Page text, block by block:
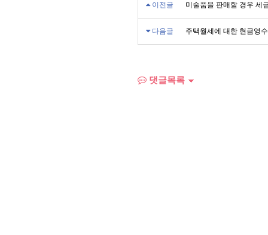
이전글 미술품을 판매할 경우 세
다음글 주택월세에 대한 현금영
댓글목록